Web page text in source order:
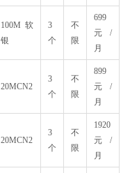
100M 软
银
3
个
不
限
699
元/
月
20MCN2
3
个
不
限
899
元/
月
20MCN2
3
个
不
限
1920
元/
月